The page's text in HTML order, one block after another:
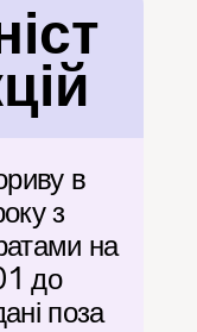
в
з
на
до
поза